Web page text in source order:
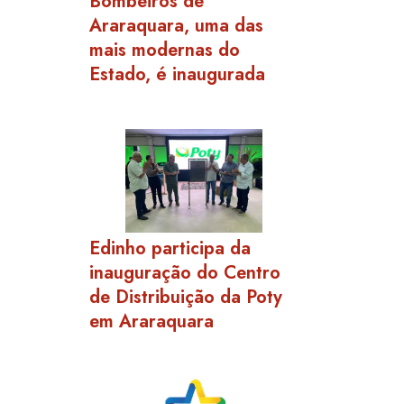
Araraquara, uma das
mais modernas do
Estado, é inaugurada
Edinho participa da
inauguração do Centro
de Distribuição da Poty
em Araraquara